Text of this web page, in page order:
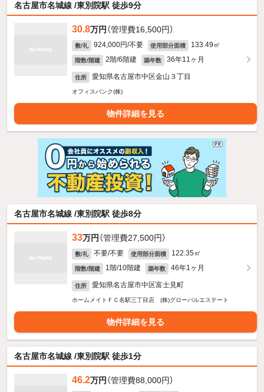
名古屋市名城線 /東別院駅 徒歩9分
30.8万円 （管理費16,500円）
敷/礼 924,000円/不要 使用部分面積 133.49㎡
階数/階建 2階/6階建 築年数 36年11ヶ月
住所 愛知県名古屋市中区金山３丁目
オフィスバンク(株)
物件詳細を見る
名古屋市名城線 /東別院駅 徒歩8分
33万円 （管理費27,500円）
敷/礼 不要/不要 使用部分面積 122.35㎡
階数/階建 1階/10階建 築年数 46年1ヶ月
住所 愛知県名古屋市中区富士見町
ホームメイトＦＣ名駅三丁目店 (株)グローバルエステート
物件詳細を見る
名古屋市名城線 /東別院駅 徒歩1分
46.2万円 （管理費88,000円）